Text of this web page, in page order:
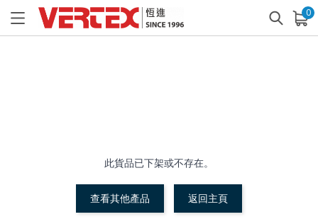
0
已加入購物車 查看
此貨品已下架或不存在。
查看其他產品 返回主頁